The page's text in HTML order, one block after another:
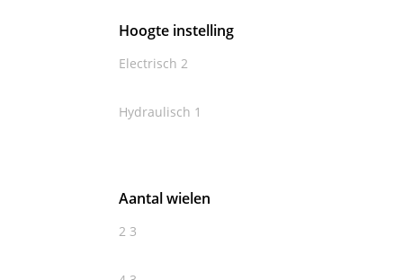
Hoogte instelling
Electrisch 2
Hydraulisch 1
Aantal wielen
2 3